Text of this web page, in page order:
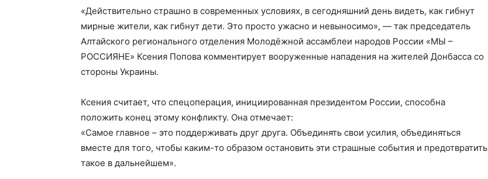
«Действительно страшно в современных условиях, в сегодняшний день видеть, как гибнут
мирные жители, как гибнут дети. Это просто ужасно и невыносимо», — так председатель
Алтайского регионального отделения Молодёжной ассамблеи народов России «МЫ –
РОССИЯНЕ» Ксения Попова комментирует вооруженные нападения на жителей Донбасса со
стороны Украины.
Ксения считает, что спецоперация, инициированная президентом России, способна
положить конец этому конфликту. Она отмечает:
«Самое главное – это поддерживать друг друга. Объединять свои усилия, объединяться
вместе для того, чтобы каким-то образом остановить эти страшные события и предотвратить
такое в дальнейшем».